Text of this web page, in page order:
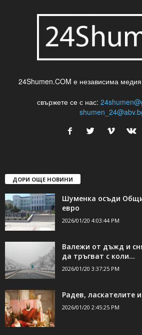
24Shumen.COM е независима
свържете се с нас:
ДОРИ ОЩЕ НОВИНИ
Шуменка осъди
евро
2026/01/20 4:03:44 PM
Валежи от дъжд и
да тръгват с коли...
2026/01/20 3:37:25 PM
Радев, ласкателите
2026/01/20 2:45:25 PM